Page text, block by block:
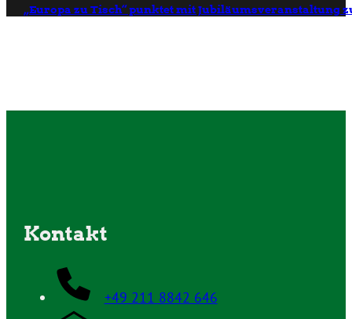
„Europa zu Tisch“ punktet mit Jubiläumsveranstaltung
Kontakt
+49 211 8842 646